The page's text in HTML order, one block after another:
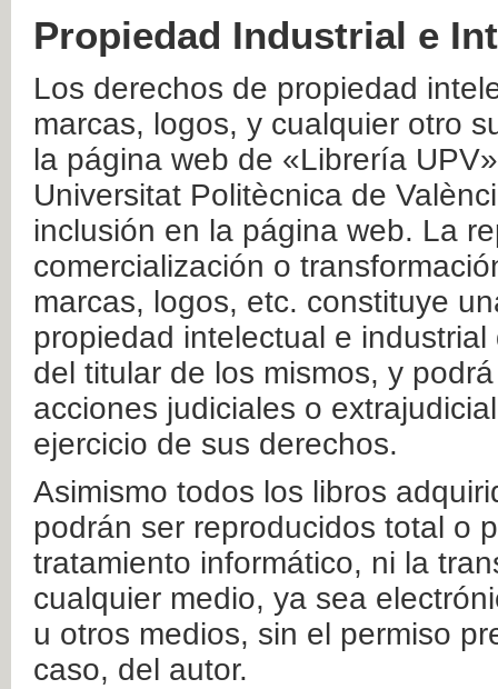
Propiedad Industrial e
Los derechos de propiedad
marcas, logos, y cualquier otro
la página web de «Librería
Universitat Politècnica de
inclusión en la página web. La
comercialización o
marcas, logos, etc. constituye
propiedad intelectual e
del titular de los mismos, y
acciones judiciales o
ejercicio de sus derechos.
Asimismo todos los libros
podrán ser reproducidos total o
tratamiento informático, ni la
cualquier medio, ya sea
u otros medios, sin el permiso
caso, del autor.